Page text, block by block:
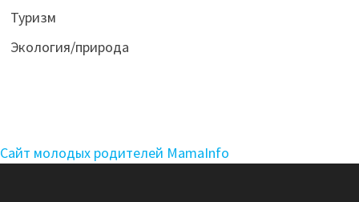
Туризм
Экология/природа
Сайт молодых родителей MamaInfo